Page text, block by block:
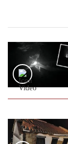
De
Politica
Cookies
Preguntas
Frecuentes